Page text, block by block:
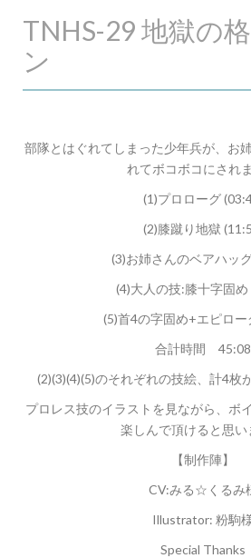
TNHS-29 地獄の
ン
部隊とはぐれてしまった少年兵が、お
れてボコボコにされま
(1)プロローグ
(2)膝蹴り地獄
(3)お姉さんのベアハッ
(4)大人の技:膝十字固め
(5)首4の字固め+エピロー
合計時間 45:08
(2)(3)(4)(5)のそれぞれの技絵、計4枚
プロレス技のイラストを見ながら、ボ
楽しんで頂けると思い
【制作陣】
CV:みる☆くるみ
Illustrator: 粉駒
Special Thanks